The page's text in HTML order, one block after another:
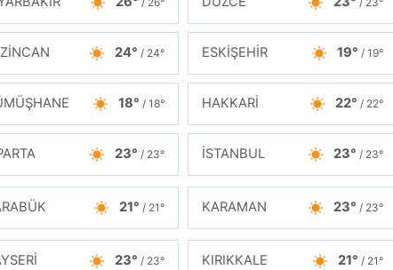
24° / 24° ESKİŞEHİR 19° / 19°
18° / 18° HAKKARİ 22° / 22°
23° / 23° İSTANBUL 23° / 23°
21° / 21° KARAMAN 23° / 23°
23° / 23° KIRIKKALE 21° / 21°